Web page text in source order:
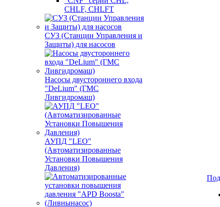
CHLF, CHLFT
СУЗ (Станции Управления и
Защиты) для насосов
Насосы двустороннего входа
"DeLium" (ГМС
Ливгидромаш)
АУПД "LEO"
(Автоматизированные
Установки Повышения
Давления)